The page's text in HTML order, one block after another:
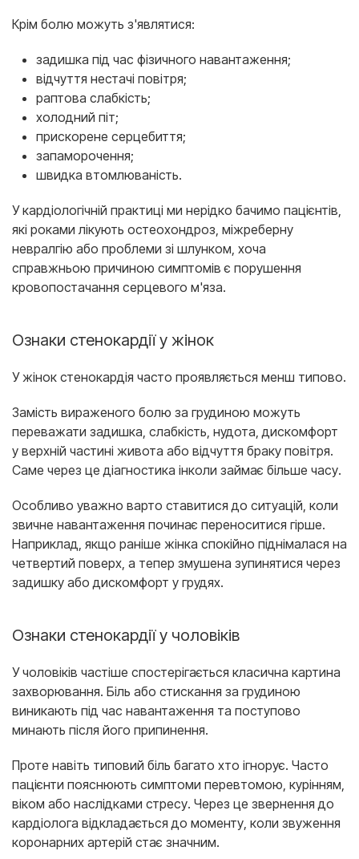
Крім болю можуть з'являтися:
задишка під час фізичного навантаження;
відчуття нестачі повітря;
раптова слабкість;
холодний піт;
прискорене серцебиття;
запаморочення;
швидка втомлюваність.
У кардіологічній практиці ми нерідко бачимо пацієнтів,
які роками лікують остеохондроз, міжреберну
невралгію або проблеми зі шлунком, хоча
справжньою причиною симптомів є порушення
кровопостачання серцевого м'яза.
Ознаки стенокардії у жінок
У жінок стенокардія часто проявляється менш типово.
Замість вираженого болю за грудиною можуть
переважати задишка, слабкість, нудота, дискомфорт
у верхній частині живота або відчуття браку повітря.
Саме через це діагностика інколи займає більше часу.
Особливо уважно варто ставитися до ситуацій, коли
звичне навантаження починає переноситися гірше.
Наприклад, якщо раніше жінка спокійно піднімалася на
четвертий поверх, а тепер змушена зупинятися через
задишку або дискомфорт у грудях.
Ознаки стенокардії у чоловіків
У чоловіків частіше спостерігається класична картина
захворювання. Біль або стискання за грудиною
виникають під час навантаження та поступово
минають після його припинення.
Проте навіть типовий біль багато хто ігнорує. Часто
пацієнти пояснюють симптоми перевтомою, курінням,
віком або наслідками стресу. Через це звернення до
кардіолога відкладається до моменту, коли звуження
коронарних артерій стає значним.